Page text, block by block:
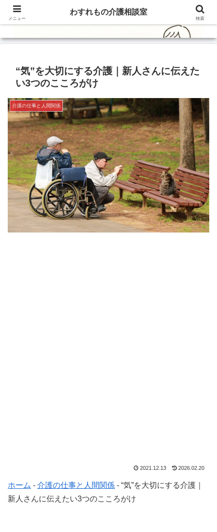
“気”を大切にする介護｜新人さんに伝えた
い3つのこころがけ
介護の仕事と人間関係
2021.12.13 2026.02.20
ホーム - 介護の仕事と人間関係 - “気”を大切にする介護｜
新人さんに伝えたい3つのこころがけ
メニュー
わすれもの介護相談室
検索